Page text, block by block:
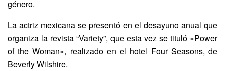
género.
La actriz mexicana se presentó en el desayuno anual que
organiza la revista “Variety”, que esta vez se tituló «Power
of the Woman», realizado en el hotel Four Seasons, de
Beverly Wilshire.